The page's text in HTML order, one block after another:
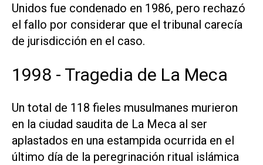
Unidos fue condenado en 1986, pero rechazó
el fallo por considerar que el tribunal carecía
de jurisdicción en el caso.
1998 - Tragedia de La Meca
Un total de 118 fieles musulmanes murieron
en la ciudad saudita de La Meca al ser
aplastados en una estampida ocurrida en el
último día de la peregrinación ritual islámica